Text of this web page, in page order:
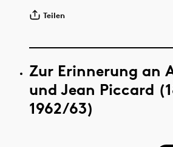
Teilen
Zur Erinnerung an
und Jean Piccard
1962/63)